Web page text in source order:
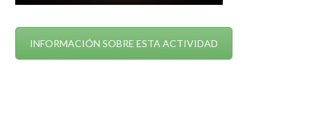
INFORMACIÓN SOBRE ESTA ACTIVIDAD